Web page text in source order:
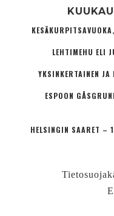
LEHTIMEHU ELI
YKSINKERTAINEN
ESPOON
HELSINGIN SAARET –